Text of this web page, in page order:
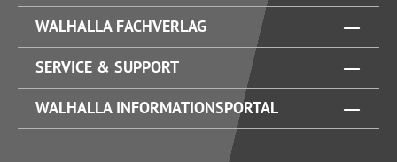
WALHALLA FACHVERLAG
SERVICE & SUPPORT
WALHALLA INFORMATIONSPORTAL